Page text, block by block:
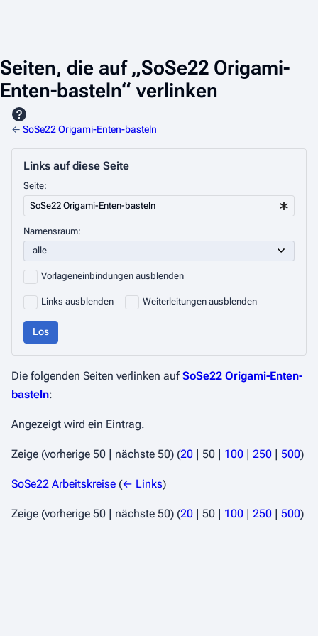
Seiten, die auf „SoSe22 Origami-
Enten-basteln“ verlinken
← SoSe22 Origami-Enten-basteln
Links auf diese Seite
Seite:
Namensraum:
Vorlageneinbindungen ausblenden
Links ausblenden Weiterleitungen ausblenden
Los
Die folgenden Seiten verlinken aufSoSe22 Origami-Enten-
basteln:
Angezeigt wird ein Eintrag.
Zeige (vorherige 50 nächste 50) (20 50 100 250 500)
SoSe22 Arbeitskreise (← Links)
Zeige (vorherige 50 nächste 50) (20 50 100 250 500)